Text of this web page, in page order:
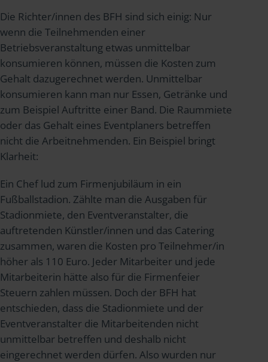
Die Richter/innen des BFH sind sich einig: Nur
wenn die Teilnehmenden einer
Betriebsveranstaltung etwas unmittelbar
konsumieren können, müssen die Kosten zum
Gehalt dazugerechnet werden. Unmittelbar
konsumieren kann man nur Essen, Getränke und
zum Beispiel Auftritte einer Band. Die Raummiete
oder das Gehalt eines Eventplaners betreffen
nicht die Arbeitnehmenden. Ein Beispiel bringt
Klarheit:
Ein Chef lud zum Firmenjubiläum in ein
Fußballstadion. Zählte man die Ausgaben für
Stadionmiete, den Eventveranstalter, die
auftretenden Künstler/innen und das Catering
zusammen, waren die Kosten pro Teilnehmer/in
höher als 110 Euro. Jeder Mitarbeiter und jede
Mitarbeiterin hätte also für die Firmenfeier
Steuern zahlen müssen. Doch der BFH hat
entschieden, dass die Stadionmiete und der
Eventveranstalter die Mitarbeitenden nicht
unmittelbar betreffen und deshalb nicht
eingerechnet werden dürfen. Also wurden nur